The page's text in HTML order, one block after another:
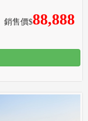
銷售價$88,888